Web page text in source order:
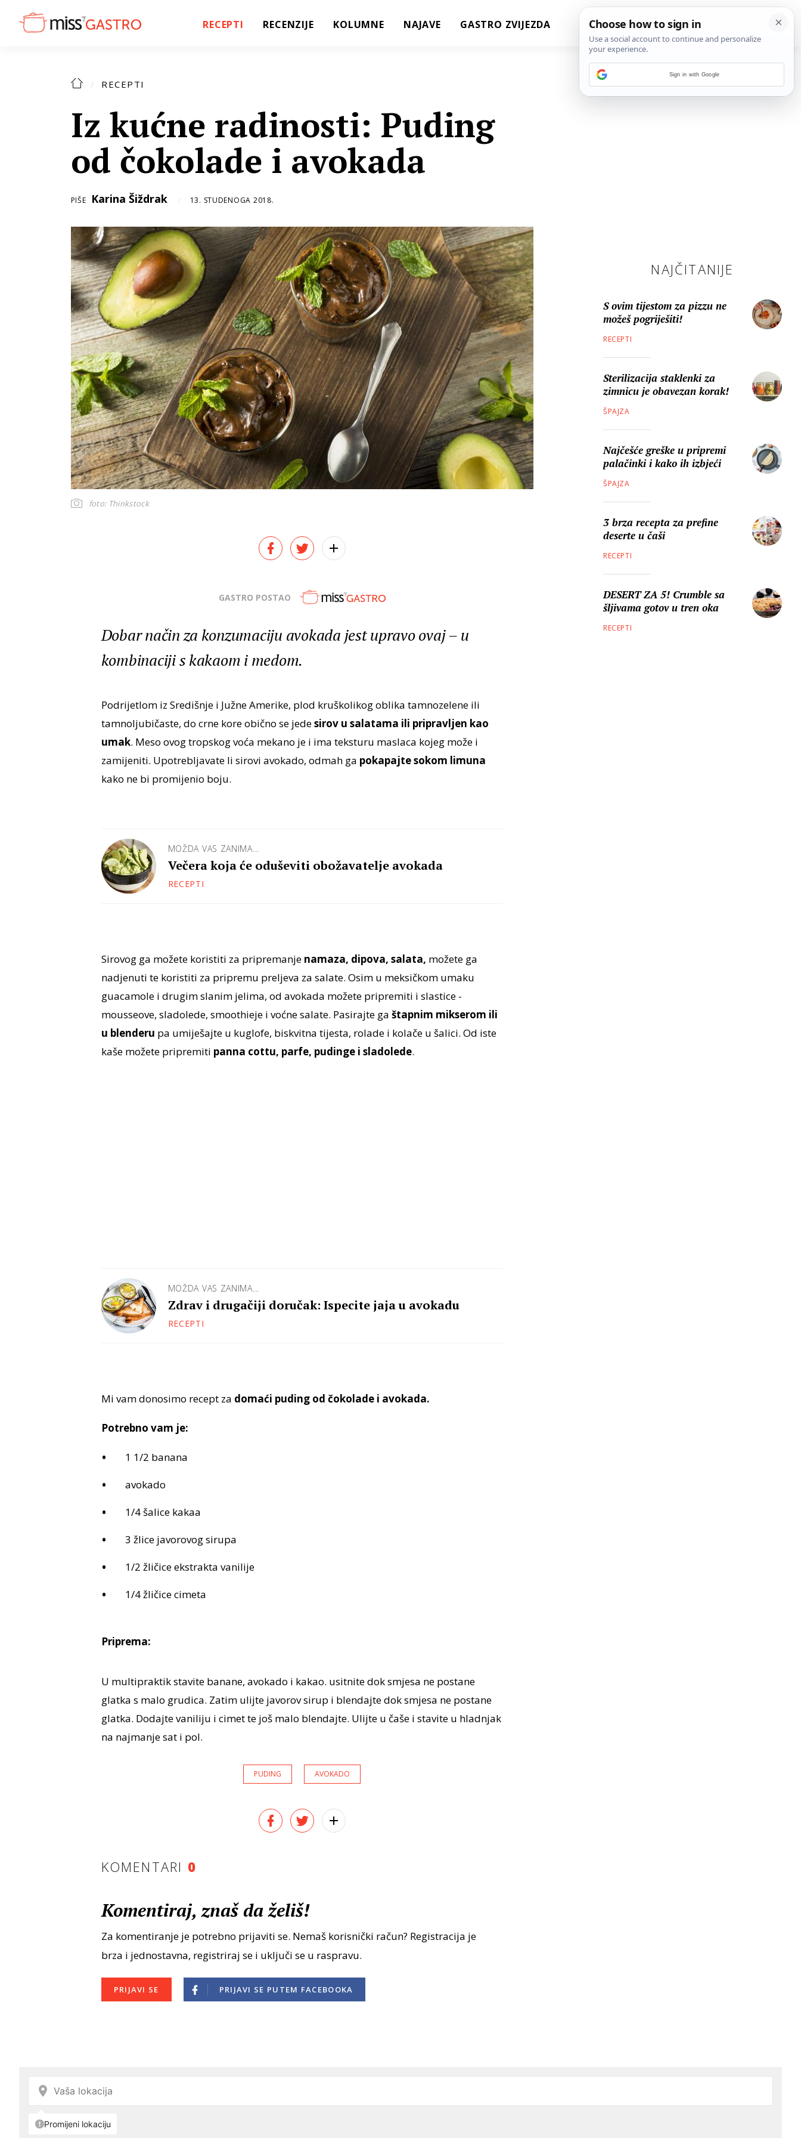
RECEPTI RECENZIJE KOLUMNE NAJAVE GASTRO ZVIJEZDA
RECEPTI
Iz kućne radinosti: Puding
od čokolade i avokada
PIŠE Karina Šiždrak 13. STUDENOGA 2018.
foto: Thinkstock
GASTRO POSTAO
Dobar način za konzumaciju avokada jest upravo ovaj – u
kombinaciji s kakaom i medom.
Podrijetlom iz Središnje i Južne Amerike, plod kruškolikog oblika tamnozelene ili
tamnoljubičaste, do crne kore obično se jedesirov u salatama ili pripravljen kao
umak. Meso ovog tropskog voća mekano je i ima teksturu maslaca kojeg može i
zamijeniti. Upotrebljavate li sirovi avokado, odmah ga pokapajte sokom limuna
kako ne bi promijenio boju.
MOŽDA VAS ZANIMA...
Večera koja će oduševiti obožavatelje avokada
RECEPTI
Sirovog ga možete koristiti za pripremanjenamaza, dipova, salata, možete ga
nadjenuti te koristiti za pripremu preljeva za salate. Osim u meksičkom umaku
guacamole i drugim slanim jelima, od avokada možete pripremiti i slastice -
mousseove, sladolede, smoothieje i voćne salate. Pasirajte ga štapnim mikserom ili
u blenderu pa umiješajte u kuglofe, biskvitna tijesta, rolade i kolače u šalici. Od iste
kaše možete pripremiti panna cottu, parfe, pudinge i sladolede.
MOŽDA VAS ZANIMA...
Zdrav i drugačiji doručak: Ispecite jaja u avokadu
RECEPTI
Mi vam donosimo recept za domaći puding od čokolade i avokada.
Potrebno vam je:
1 1/2 banana
avokado
1/4 šalice kakaa
3 žlice javorovog sirupa
1/2 žličice ekstrakta vanilije
1/4 žličice cimeta
Priprema:
U multipraktik stavite banane, avokado i kakao. usitnite dok smjesa ne postane
glatka s malo grudica. Zatim ulijte javorov sirup i blendajte dok smjesa ne postane
glatka. Dodajte vaniliju i cimet te još malo blendajte. Ulijte u čaše i stavite u hladnjak
na najmanje sat i pol.
PUDING AVOKADO
KOMENTARI 0
Komentiraj, znaš da želiš!
Za komentiranje je potrebno prijaviti se. Nemaš korisnički račun? Registracija je
brza i jednostavna, registriraj se i uključi se u raspravu.
PRIJAVI SE PRIJAVI SE PUTEM FACEBOOKA
NAJČITANIJE
S ovim tijestom za pizzu ne
možeš pogriješiti!
RECEPTI
Sterilizacija staklenki za
zimnicu je obavezan korak!
ŠPAJZA
Najčešće greške u pripremi
palačinki i kako ih izbjeći
ŠPAJZA
3 brza recepta za prefine
deserte u čaši
RECEPTI
DESERT ZA 5! Crumble sa
šljivama gotov u tren oka
RECEPTI
Sign in with Google